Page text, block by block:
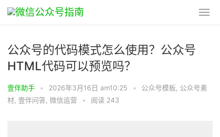
公众号的代码模式怎么使用？公众号
HTML代码可以预览吗？
壹伴助手 • 2026年3月16日 am10:25 • 公众号模板, 公众号素
材, 壹伴问答, 微信运营 • 阅读 243